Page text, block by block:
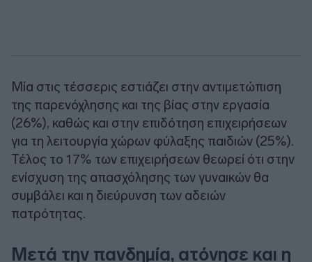
Μία στις τέσσερις εστιάζει στην αντιμετώπιση
της παρενόχλησης και της βίας στην εργασία
(26%), καθώς και στην επιδότηση επιχειρήσεων
για τη λειτουργία χώρων φύλαξης παιδιών (25%).
Τέλος το 17% των επιχειρήσεων θεωρεί ότι στην
ενίσχυση της απασχόλησης των γυναικών θα
συμβάλει και η διεύρυνση των αδειών
πατρότητας.
Μετά την πανδημία, ατόνησε και η